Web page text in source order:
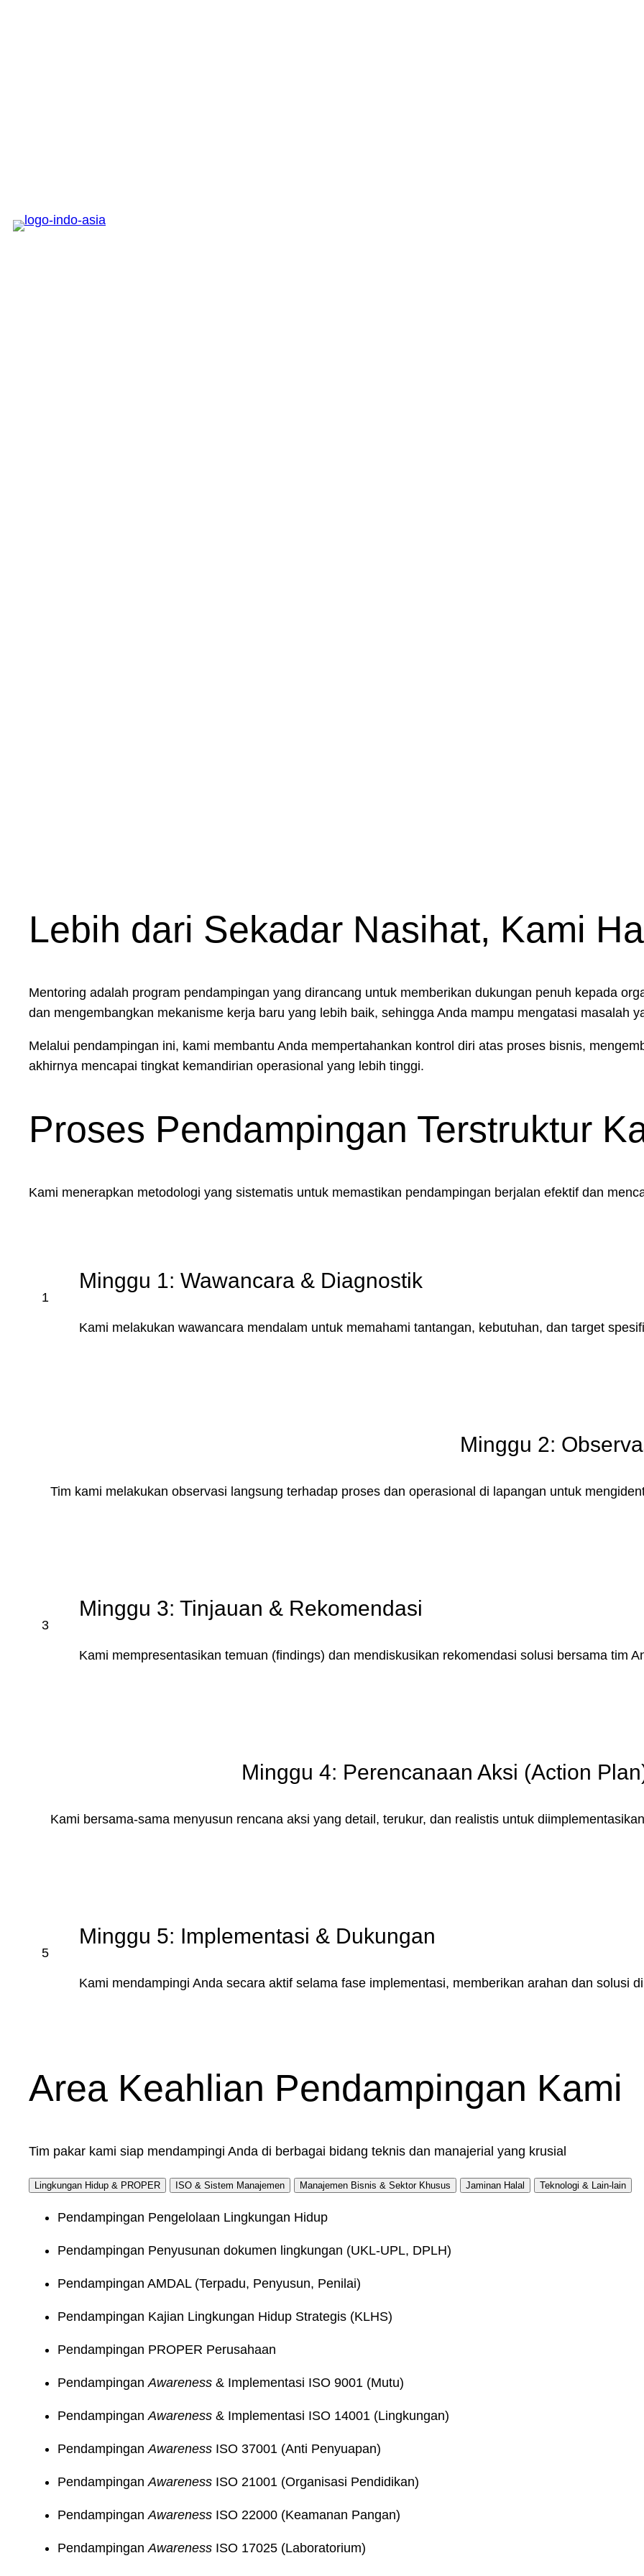
Lebih dari Sekadar Nasihat, Kami
Mentoring adalah program pendampingan yang dirancang untuk memberikan dukungan penuh kepada
dan mengembangkan mekanisme kerja baru yang lebih baik, sehingga Anda mampu mengatasi masalah
Melalui pendampingan ini, kami membantu Anda mempertahankan kontrol diri atas proses bisnis,
akhirnya mencapai tingkat kemandirian operasional yang lebih tinggi.
Proses Pendampingan Terstruktur
Kami menerapkan metodologi yang sistematis untuk memastikan pendampingan berjalan efektif dan
1
Minggu 1: Wawancara & Diagnostik
Kami melakukan wawancara mendalam untuk memahami tantangan, kebutuhan, dan target
Minggu 2:
Tim kami melakukan observasi langsung terhadap proses dan operasional di lapangan untuk
3
Minggu 3: Tinjauan & Rekomendasi
Kami mempresentasikan temuan (findings) dan mendiskusikan rekomendasi solusi bersama tim
Minggu 4: Perencanaan Aksi (Action
Kami bersama-sama menyusun rencana aksi yang detail, terukur, dan realistis untuk
5
Minggu 5: Implementasi & Dukungan
Kami mendampingi Anda secara aktif selama fase implementasi, memberikan arahan dan solusi
Area Keahlian Pendampingan Kami
Tim pakar kami siap mendampingi Anda di berbagai bidang teknis dan manajerial yang krusial
Lingkungan Hidup & PROPER ISO & Sistem Manajemen Manajemen Bisnis & Sektor Khusus Jaminan Halal Teknologi & Lain-lain
Pendampingan Pengelolaan Lingkungan Hidup
Pendampingan Penyusunan dokumen lingkungan (UKL-UPL, DPLH)
Pendampingan AMDAL (Terpadu, Penyusun, Penilai)
Pendampingan Kajian Lingkungan Hidup Strategis (KLHS)
Pendampingan PROPER Perusahaan
PendampinganAwareness & Implementasi ISO 9001 (Mutu)
PendampinganAwareness & Implementasi ISO 14001 (Lingkungan)
PendampinganAwareness ISO 37001 (Anti Penyuapan)
PendampinganAwareness ISO 21001 (Organisasi Pendidikan)
PendampinganAwareness ISO 22000 (Keamanan Pangan)
PendampinganAwareness ISO 17025 (Laboratorium)